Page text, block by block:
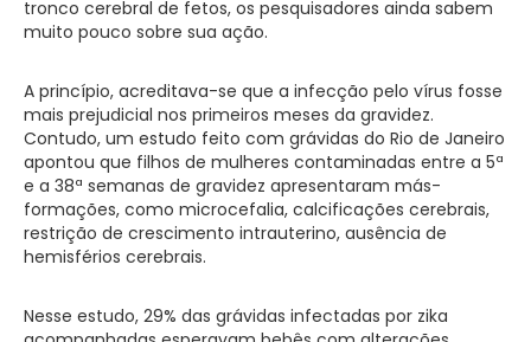
tronco cerebral de fetos, os pesquisadores ainda sabem
muito pouco sobre sua ação.
A princípio, acreditava-se que a infecção pelo vírus fosse
mais prejudicial nos primeiros meses da gravidez.
Contudo, um estudo feito com grávidas do Rio de Janeiro
apontou que filhos de mulheres contaminadas entre a 5ª
e a 38ª semanas de gravidez apresentaram más-
formações, como microcefalia, calcificações cerebrais,
restrição de crescimento intrauterino, ausência de
hemisférios cerebrais.
Nesse estudo, 29% das grávidas infectadas por zika